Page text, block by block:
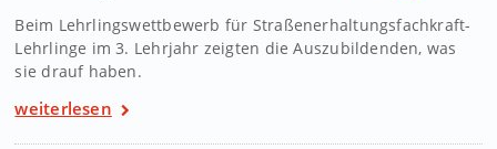
Beim Lehrlingswettbewerb für Straßenerhaltungsfachkraft-
Lehrlinge im 3. Lehrjahr zeigten die Auszubildenden, was
sie drauf haben.
weiterlesen